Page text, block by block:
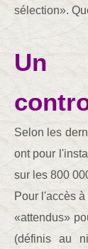
sélection».
Un
Selon les
ont pour
sur les 800
Pour l'accès
«attendus»
(définis au